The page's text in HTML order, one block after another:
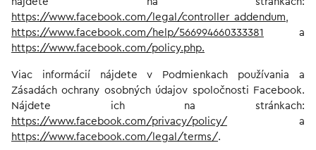
https://www.facebook.com/legal/controller_addendum,
https://www.facebook.com/help/566994660333381
a
https://www.facebook.com/policy.php.
Viac informácií nájdete v Podmienkach používania a
Zásadách ochrany osobných údajov spoločnosti Facebook.
Nájdete ich na stránkach:
https://www.facebook.com/privacy/policy/ a
https://www.facebook.com/legal/terms/.